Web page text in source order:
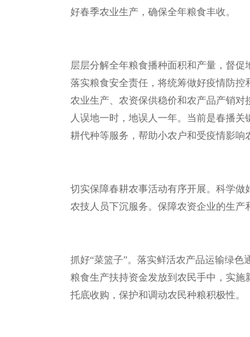
好春季农业生产，确保全年粮食丰收。
层层分解全年粮食播种面积和产量，督
落实粮食安全责任，将统筹做好疫情防
农业生产、农资保供稳价和农产品产销对
人误地一时，地误人一年。当前是春播
耕代种等服务，帮助小农户和受疫情影响
切实保障春耕农事活动有序开展。科学做
农技人员下沉服务。保障农资企业的生产
抓好“菜篮子”。落实鲜活农产品运输绿
粮食生产扶持资金发放到农民手中，实施
托底收购，保护和调动农民种粮积极性。